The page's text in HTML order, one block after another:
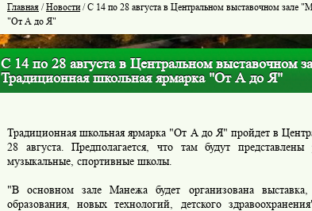
Главная /Новости/ C 14 по 28 августа в Центральном выставочном зале
"От А до Я"
C 14 по 28 августа в Центральном выставочном
Традиционная школьная ярмарка "От А до Я"
Традиционная школьная ярмарка "От А до Я" пройдет в
28 августа. Предполагается, что там будут представлены
музыкальные, спортивные школы.
"В основном зале Манежа будет организована
образования, новых технологий, детского